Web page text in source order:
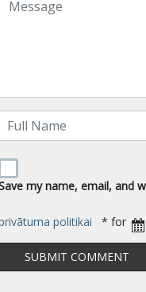
my name, email, and
politikai * for